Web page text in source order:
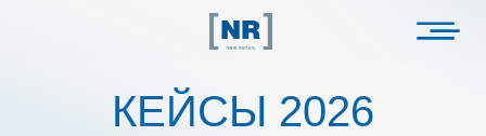
КЕЙСЫ 2026